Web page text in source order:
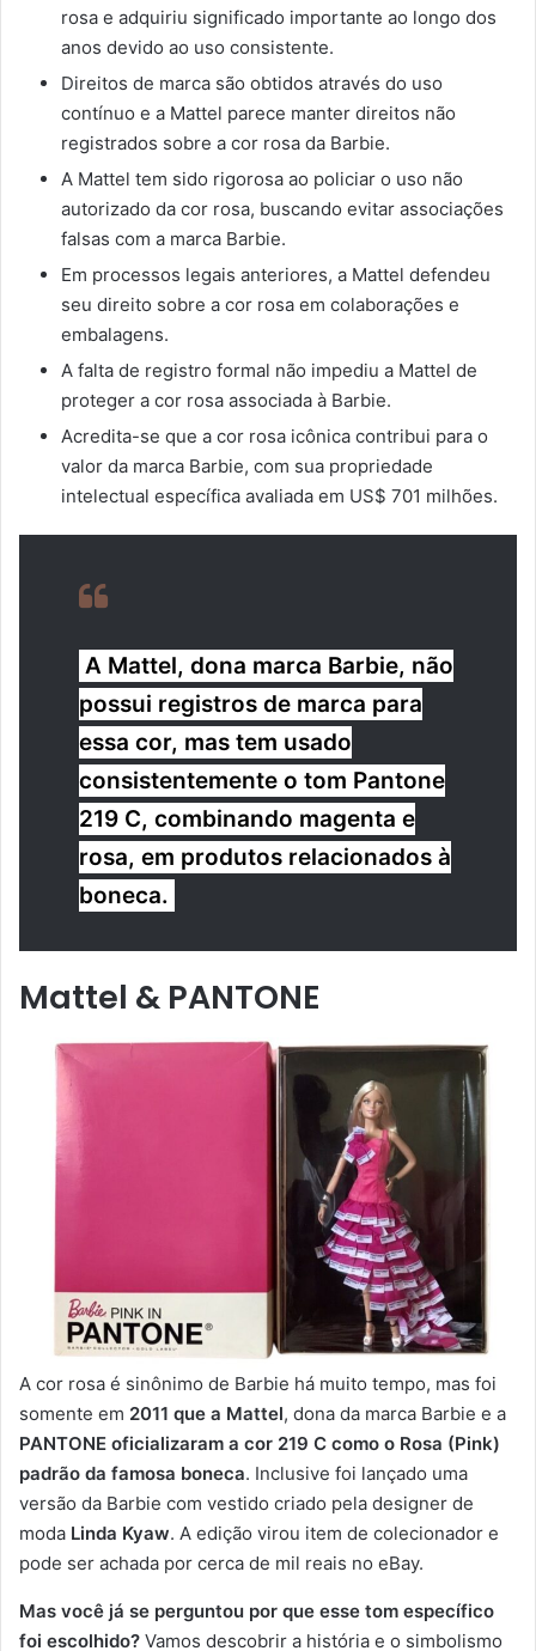
rosa e adquiriu significado importante ao longo dos
anos devido ao uso consistente.
Direitos de marca são obtidos através do uso
contínuo e a Mattel parece manter direitos não
registrados sobre a cor rosa da Barbie.
A Mattel tem sido rigorosa ao policiar o uso não
autorizado da cor rosa, buscando evitar associações
falsas com a marca Barbie.
Em processos legais anteriores, a Mattel defendeu
seu direito sobre a cor rosa em colaborações e
embalagens.
A falta de registro formal não impediu a Mattel de
proteger a cor rosa associada à Barbie.
Acredita-se que a cor rosa icônica contribui para o
valor da marca Barbie, com sua propriedade
intelectual específica avaliada em US$ 701 milhões.
A Mattel, dona marca Barbie, não
possui registros de marca para
essa cor, mas tem usado
consistentemente o tom Pantone
219 C, combinando magenta e
rosa, em produtos relacionados à
boneca.
Mattel & PANTONE
A cor rosa é sinônimo de Barbie há muito tempo, mas foi
somente em 2011 que a Mattel, dona da marca Barbie e a
PANTONE oficializaram a cor 219 C como o Rosa (Pink)
padrão da famosa boneca. Inclusive foi lançado uma
versão da Barbie com vestido criado pela designer de
moda Linda Kyaw. A edição virou item de colecionador e
pode ser achada por cerca de mil reais no eBay.
Mas você já se perguntou por que esse tom específico
foi escolhido? Vamos descobrir a história e o simbolismo